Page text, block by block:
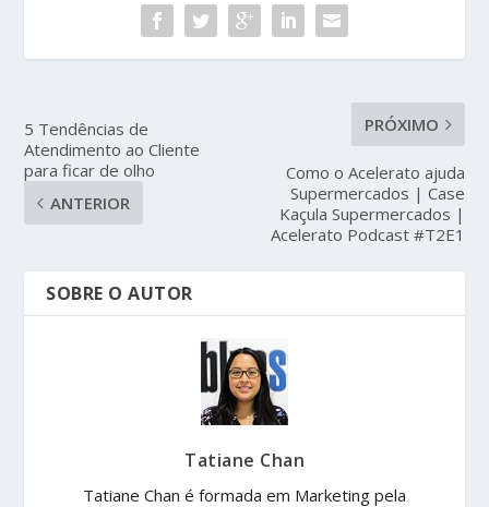
5 Tendências de
Atendimento ao Cliente
para ficar de olho
ANTERIOR
PRÓXIMO
Como o Acelerato ajuda
Supermercados | Case
Kaçula Supermercados |
Acelerato Podcast #T2E1
SOBRE O AUTOR
Tatiane Chan
Tatiane Chan é formada em Marketing pela